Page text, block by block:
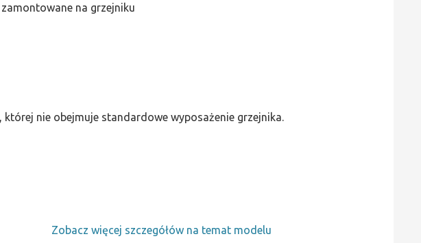
na grzejniku
nie obejmuje standardowe wyposażenie grzejnika.
Zobacz więcej szczegółów na temat modelu